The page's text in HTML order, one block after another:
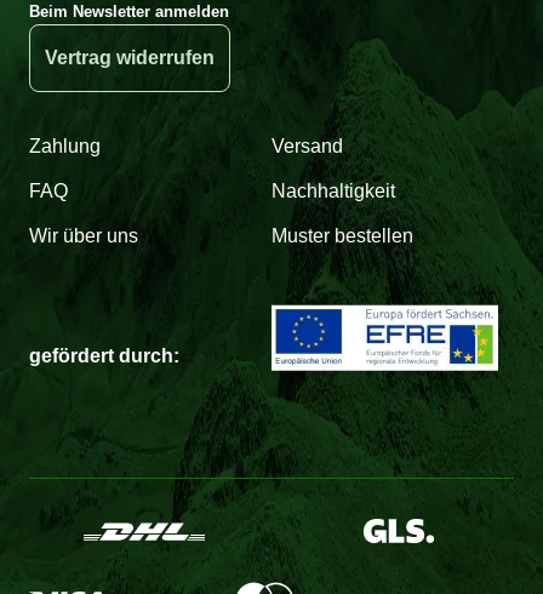
Beim Newsletter anmelden
Vertrag widerrufen
Zahlung Versand
FAQ Nachhaltigkeit
Wir über uns Muster bestellen
gefördert durch: